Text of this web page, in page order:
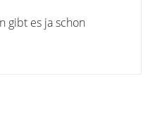
gibt es ja schon